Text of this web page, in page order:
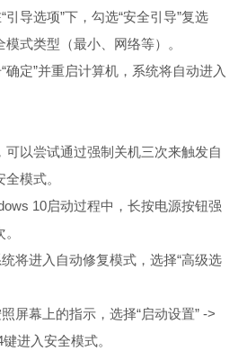
导选项”下，勾选“安全引导”复选
式类型（最小、网络等）。
确定”并重启计算机，系统将自动进入
以尝试通过强制关机三次来触发自
模式。
10启动过程中，长按电源按钮强
将进入自动修复模式，选择“高级选
屏幕上的指示，选择“启动设置” ->
进入安全模式。